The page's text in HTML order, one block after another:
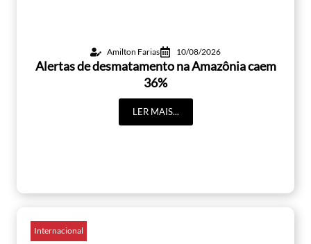
Amilton Farias 10/08/2026
Alertas de desmatamento na Amazônia caem
36%
LER MAIS...
Internacional